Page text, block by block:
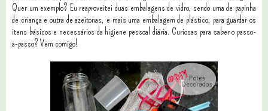
Quer um exemplo? Eu reaproveitei duas embalagens de vidro, sendo uma de papinha
de criança e outra de azeitonas, e mais uma embalagem de plástico, para guardar os
itens básicos e necessários da higiene pessoal diária. Curiosas para saber o passo-
a-passo? Vem comigo!